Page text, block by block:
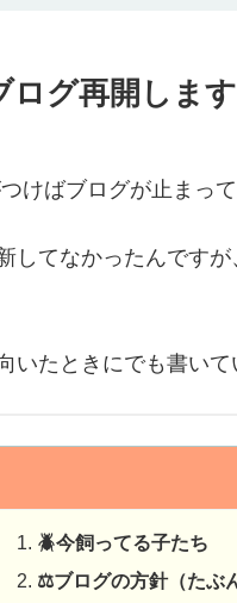
グ再開します
けばブログが止まっ
してなかったんです
いたときにでも書い
🪲今飼ってる子たち
⚖️ブログの方針（たぶ